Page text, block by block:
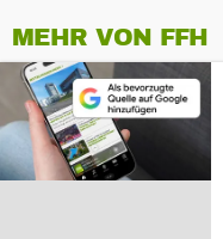
MEHR VON FFH